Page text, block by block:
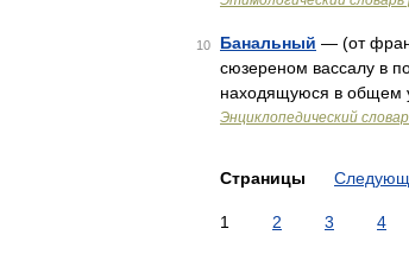
10 Банальный — (от
сюзереном вассалу в
находящуюся в общем
Энциклопедический
Страницы
1 2 3 4